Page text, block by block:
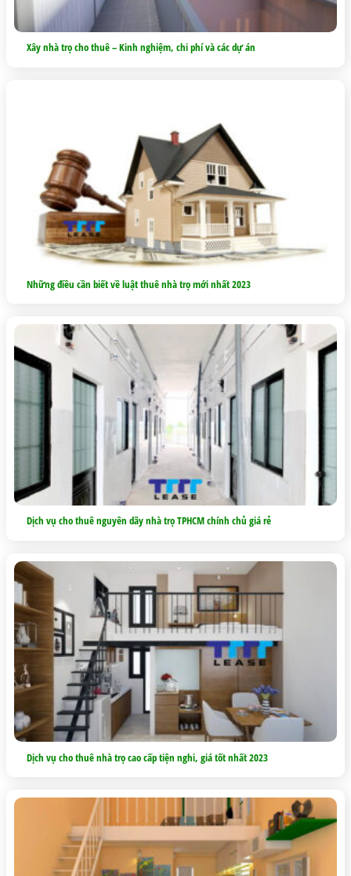
Xây nhà trọ cho thuê – Kinh nghiệm, chi phí và các dự án
Những điều cần biết về luật thuê nhà trọ mới nhất 2023
Dịch vụ cho thuê nguyên dãy nhà trọ TPHCM chính chủ giá rẻ
Dịch vụ cho thuê nhà trọ cao cấp tiện nghi, giá tốt nhất 2023